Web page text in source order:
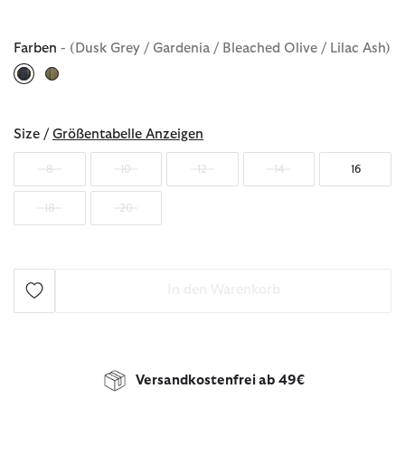
Farben - (Dusk Grey / Gardenia / Bleached Olive / Lilac Ash)
Size / Größentabelle Anzeigen
8 10 12 14 16
18 20
Versandkostenfrei ab 49€